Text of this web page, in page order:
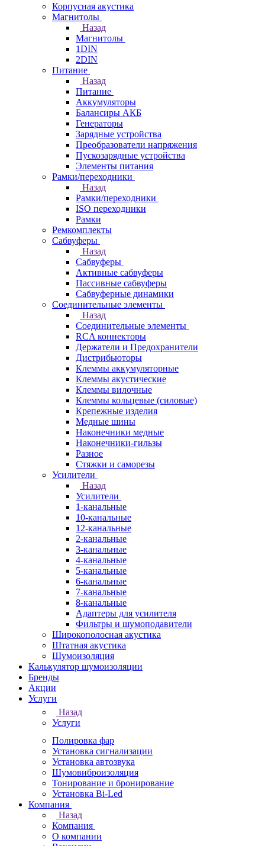
Корпусная акустика
Магнитолы
Назад
Магнитолы
1DIN
2DIN
Питание
Назад
Питание
Аккумуляторы
Балансиры АКБ
Генераторы
Зарядные устройства
Преобразователи напряжения
Пускозарядные устройства
Элементы питания
Рамки/переходники
Назад
Рамки/переходники
ISO переходники
Рамки
Ремкомплекты
Сабвуферы
Назад
Сабвуферы
Активные сабвуферы
Пассивные сабвуферы
Сабвуферные динамики
Соединительные элементы
Назад
Соединительные элементы
RCA коннекторы
Держатели и Предохранители
Дистрибьюторы
Клеммы аккумуляторные
Клеммы акустические
Клеммы вилочные
Клеммы кольцевые (силовые)
Крепежные изделия
Медные шины
Наконечники медные
Наконечники-гильзы
Разное
Стяжки и саморезы
Усилители
Назад
Усилители
1-канальные
10-канальные
12-канальные
2-канальные
3-канальные
4-канальные
5-канальные
6-канальные
7-канальные
8-канальные
Адаптеры для усилителя
Фильтры и шумоподавители
Широкополосная акустика
Штатная акустика
Шумоизоляция
Калькулятор шумоизоляции
Бренды
Акции
Услуги
Назад
Услуги
Полировка фар
Установка сигнализации
Установка автозвука
Шумовиброизоляция
Тонирование и бронирование
Установка Bi-Led
Компания
Назад
Компания
О компании